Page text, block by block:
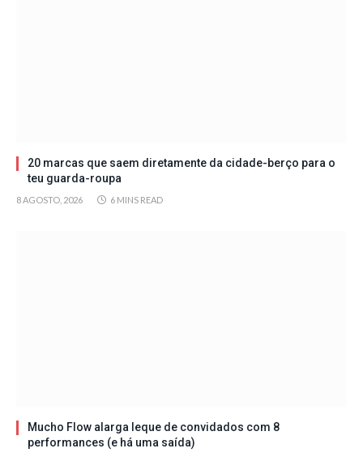
20 marcas que saem diretamente da cidade-berço para o
teu guarda-roupa
8 AGOSTO, 2026 6 MINS READ
Mucho Flow alarga leque de convidados com 8
performances (e há uma saída)